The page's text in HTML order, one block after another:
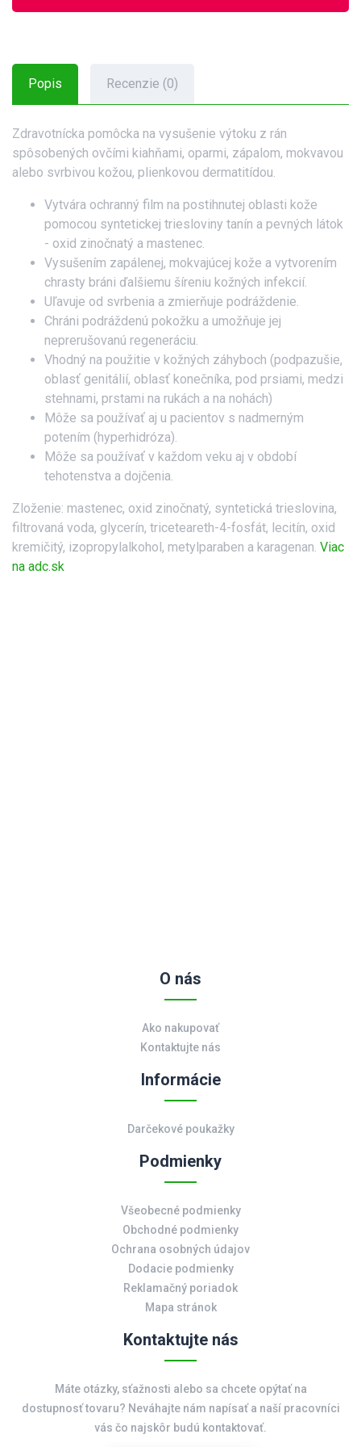
Popis Recenzie (0)
Zdravotnícka pomôcka na vysušenie výtoku z rán
spôsobených ovčími kiahňami, oparmi, zápalom, mokvavou
alebo svrbivou kožou, plienkovou dermatitídou.
Vytvára ochranný film na postihnutej oblasti kože
pomocou syntetickej triesloviny tanín a pevných látok
- oxid zinočnatý a mastenec.
Vysušením zapálenej, mokvajúcej kože a vytvorením
chrasty bráni ďalšiemu šíreniu kožných infekcií.
Uľavuje od svrbenia a zmierňuje podráždenie.
Chráni podráždenú pokožku a umožňuje jej
neprerušovanú regeneráciu.
Vhodný na použitie v kožných záhyboch (podpazušie,
oblasť genitálií, oblasť konečníka, pod prsiami, medzi
stehnami, prstami na rukách a na nohách)
Môže sa používať aj u pacientov s nadmerným
potením (hyperhidróza).
Môže sa používať v každom veku aj v období
tehotenstva a dojčenia.
Zloženie: mastenec, oxid zinočnatý, syntetická trieslovina,
filtrovaná voda, glycerín, triceteareth-4-fosfát, lecitín, oxid
kremičitý, izopropylalkohol, metylparaben a karagenan. Viac
na adc.sk
O nás
Ako nakupovať
Kontaktujte nás
Informácie
Darčekové poukažky
Podmienky
Všeobecné podmienky
Obchodné podmienky
Ochrana osobných údajov
Dodacie podmienky
Reklamačný poriadok
Mapa stránok
Kontaktujte nás
Máte otázky, sťažnosti alebo sa chcete opýtať na
dostupnosť tovaru? Neváhajte nám napísať a naší pracovníci
vás čo najskôr budú kontaktovať.